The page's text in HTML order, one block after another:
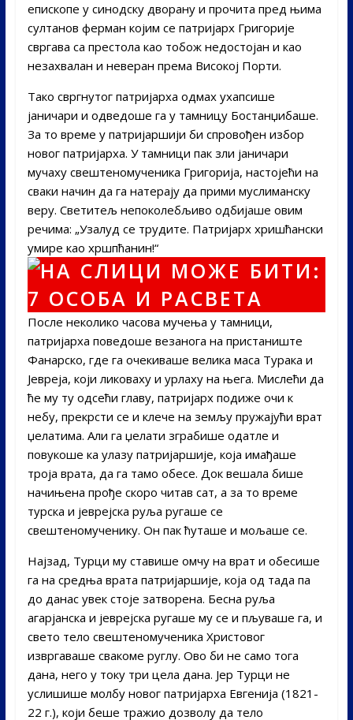
епископе у синодску дворану и прочита пред њима
султанов ферман којим се патријарх Григорије
свргава са престола као тобож недостојан и као
незахвалан и неверан према Високој Порти.
Тако свргнутог патријарха одмах ухапсише
јаничари и одведоше га у тамницу Бостанџибаше.
За то време у патријаршији би спровођен избор
новог патријарха. У тамници пак зли јаничари
мучаху свештеномученика Григорија, настојећи на
сваки начин да га натерају да прими муслиманску
веру. Светитељ непоколебљиво одбијаше овим
речима: „Узалуд се трудите. Патријарх хришћански
умире као хршпћанин!“
После неколико часова мучења у тамници,
патријарха поведоше везанога на пристаниште
Фанарско, где га очекиваше велика маса Турака и
Јевреја, који ликоваху и урлаху на њега. Мислећи да
ће му ту одсећи главу, патријарх подиже очи к
небу, прекрсти се и клече на земљу пружајући врат
џелатима. Али га џелати зграбише одатле и
повукоше ка улазу патријаршије, која имађаше
троја врата, да га тамо обесе. Док вешала бише
начињена прође скоро читав сат, а за то време
турска и јеврејска руља ругаше се
свештеномученику. Он пак ћуташе и мољаше се.
Најзад, Турци му ставише омчу на врат и обесише
га на средња врата патријаршије, која од тада па
до данас увек стоје затворена. Бесна руља
агарјанска и јеврејска ругаше му се и пљуваше га, и
свето тело свештеномученика Христовог
извргаваше свакоме руглу. Ово би не само тога
дана, него у току три цела дана. Јер Турци не
услишише молбу новог патријарха Евгенија (1821-
22 г.), који беше тражио дозволу да тело